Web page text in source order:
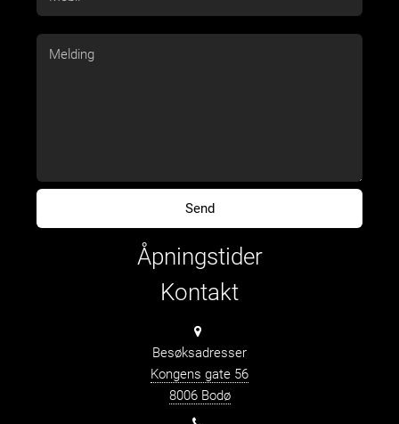
Åpningstider
Kontakt
Besøksadresser
Kongens gate 56
8006 Bodø